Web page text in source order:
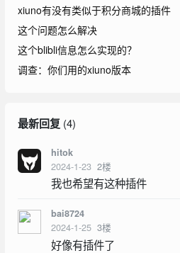
xiuno有没有类似于积分商城的插件
这个问题怎么解决
这个blibli信息怎么实现的？
调查：你们用的xiuno版本
最新回复(4)
hitok
2024-1-23 2楼
我也希望有这种插件
bai8724
2024-1-25 3楼
好像有插件了